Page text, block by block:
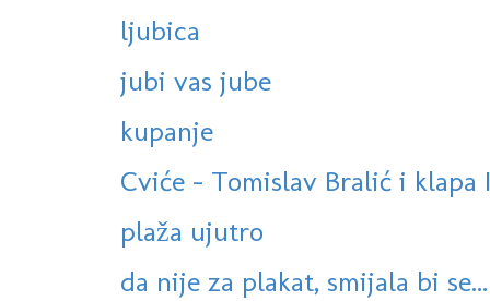
ljubica
jubi vas jube
kupanje
Cviće - Tomislav Bralić i klapa
plaža ujutro
da nije za plakat, smijala bi se...